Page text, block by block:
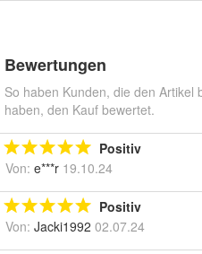
Bewertungen
So haben Kunden, die den Artikel
haben, den Kauf bewertet.
Positiv
Von: e***r 19.10.24
Positiv
Von: Jacki1992 02.07.24